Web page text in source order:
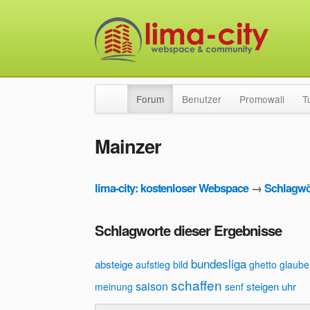
Forum Benutzer Promowall
Mainzer
lima-city: kostenloser Webspace→
Schlagworte dieser Ergebnisse
absteige aufstieg bild bundesliga ghetto
meinung saison schaffen senf steigen uhr